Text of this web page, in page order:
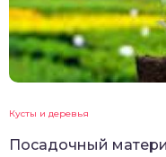
Кусты и деревья
Посадочный